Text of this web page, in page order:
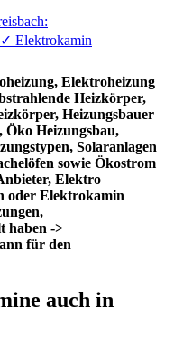
Elektrokamin
Elektroheizung
Heizkörper,
Heizungsbauer
Öko Heizungsbau,
Solaranlagen
sowie Ökostrom
Elektro
oder Elektrokamin
haben ->
für den
auch in